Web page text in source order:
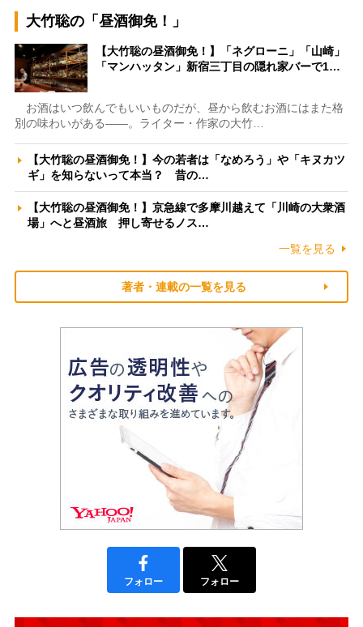
大竹聡の「昼酒御免！」
【大竹聡の昼酒御免！】「ネグローニ」「山崎」
「マンハッタン」新宿三丁目の隠れ家バーで1…
お酒はいつ飲んでもいいものだが、昼から飲むお酒にはまた格
別の味わいがある――。ライター・作家の大竹…
【大竹聡の昼酒御免！】今の若者は「なめろう」や「キヌカツ
ギ」を知らないって本当？ 昔の…
【大竹聡の昼酒御免！】京急線で多摩川越えて「川崎の大衆酒
場」へと昼酒旅 押し寄せるノス…
一覧を見る
著者・連載の一覧を見る
フォロー フォロー